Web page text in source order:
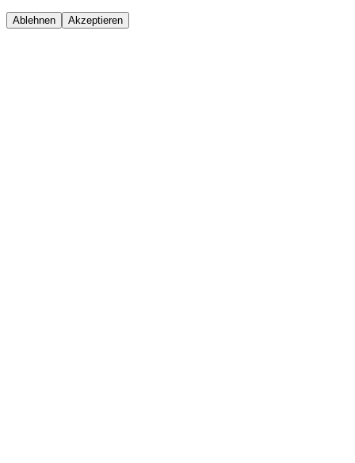
Ablehnen Akzeptieren